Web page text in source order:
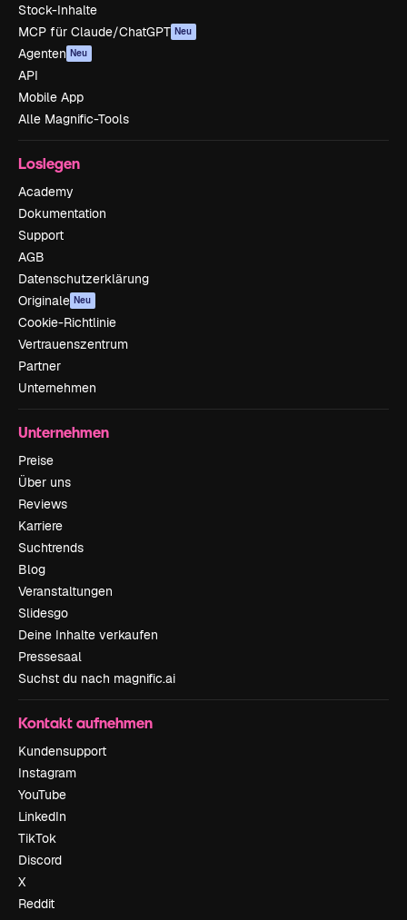
Stock-Inhalte
MCP für Claude/ChatGPT Neu
Agenten Neu
API
Mobile App
Alle Magnific-Tools
Loslegen
Academy
Dokumentation
Support
AGB
Datenschutzerklärung
Originale Neu
Cookie-Richtlinie
Vertrauenszentrum
Partner
Unternehmen
Unternehmen
Preise
Über uns
Reviews
Karriere
Suchtrends
Blog
Veranstaltungen
Slidesgo
Deine Inhalte verkaufen
Pressesaal
Suchst du nach magnific.ai
Kontakt aufnehmen
Kundensupport
Instagram
YouTube
LinkedIn
TikTok
Discord
X
Reddit